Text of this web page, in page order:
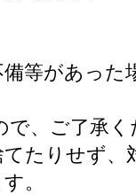
等があった
、ご了承く
たりせず
。